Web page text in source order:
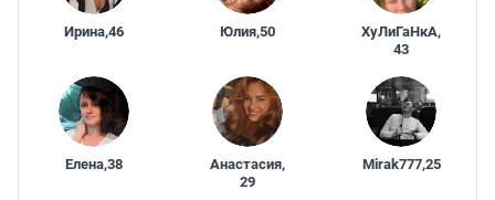
Ирина,46 Юлия,50 ХуЛиГаНкА,
43
Елена,38 Анастасия,
29
Mirak777,25